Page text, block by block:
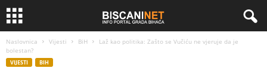
Naslovnica Vijesti BiH
Laž kao politika: Zašto se Vučiću ne vjeruje da je
bolestan?
VIJESTI BIH